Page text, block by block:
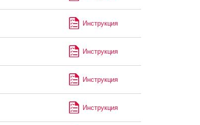
Инструкция
Инструкция
Инструкция
Инструкция